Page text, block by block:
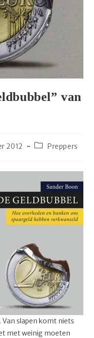
van
2012 Preppers
Van slapen komt niets
met weinig moeten